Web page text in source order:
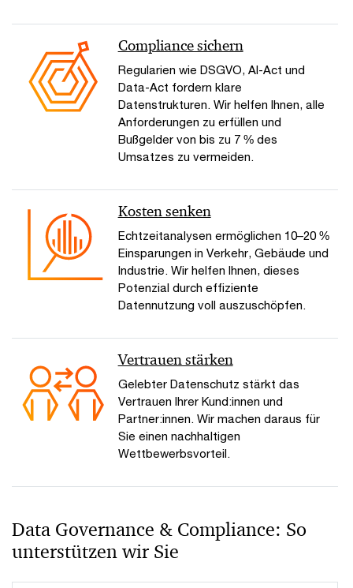
Compliance sichern
Regularien wie DSGVO, AI-Act und
Data-Act fordern klare
Datenstrukturen. Wir helfen Ihnen, alle
Anforderungen zu erfüllen und
Bußgelder von bis zu 7 % des
Umsatzes zu vermeiden.
Kosten senken
Echtzeitanalysen ermöglichen 10–20 %
Einsparungen in Verkehr, Gebäude und
Industrie. Wir helfen Ihnen, dieses
Potenzial durch effiziente
Datennutzung voll auszuschöpfen.
Vertrauen stärken
Gelebter Datenschutz stärkt das
Vertrauen Ihrer Kund:innen und
Partner:innen. Wir machen daraus für
Sie einen nachhaltigen
Wettbewerbsvorteil.
Data Governance & Compliance: So
unterstützen wir Sie